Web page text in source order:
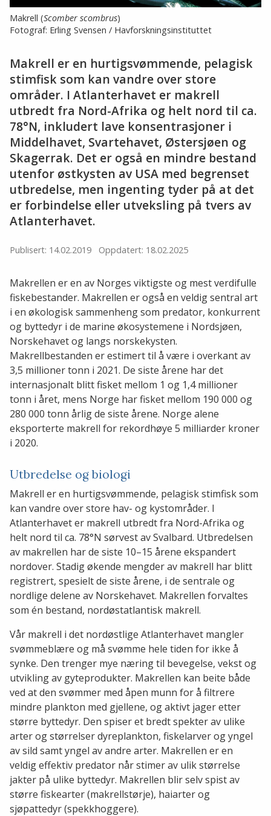
Makrell (Scomber scombrus)
Fotograf: Erling Svensen / Havforskningsinstituttet
Makrell er en hurtigsvømmende, pelagisk
stimfisk som kan vandre over store
områder. I Atlanterhavet er makrell
utbredt fra Nord-Afrika og helt nord til ca.
78°N, inkludert lave konsentrasjoner i
Middelhavet, Svartehavet, Østersjøen og
Skagerrak. Det er også en mindre bestand
utenfor østkysten av USA med begrenset
utbredelse, men ingenting tyder på at det
er forbindelse eller utveksling på tvers av
Atlanterhavet.
Publisert: 14.02.2019 Oppdatert: 18.02.2025
Makrellen er en av Norges viktigste og mest verdifulle
fiskebestander. Makrellen er også en veldig sentral art
i en økologisk sammenheng som predator, konkurrent
og byttedyr i de marine økosystemene i Nordsjøen,
Norskehavet og langs norskekysten.
Makrellbestanden er estimert til å være i overkant av
3,5 millioner tonn i 2021. De siste årene har det
internasjonalt blitt fisket mellom 1 og 1,4 millioner
tonn i året, mens Norge har fisket mellom 190 000 og
280 000 tonn årlig de siste årene. Norge alene
eksporterte makrell for rekordhøye 5 milliarder kroner
i 2020.
Utbredelse og biologi
Makrell er en hurtigsvømmende, pelagisk stimfisk som
kan vandre over store hav- og kystområder. I
Atlanterhavet er makrell utbredt fra Nord-Afrika og
helt nord til ca. 78°N sørvest av Svalbard. Utbredelsen
av makrellen har de siste 10–15 årene ekspandert
nordover. Stadig økende mengder av makrell har blitt
registrert, spesielt de siste årene, i de sentrale og
nordlige delene av Norskehavet. Makrellen forvaltes
som én bestand, nordøstatlantisk makrell.
Vår makrell i det nordøstlige Atlanterhavet mangler
svømmeblære og må svømme hele tiden for ikke å
synke. Den trenger mye næring til bevegelse, vekst og
utvikling av gyteprodukter. Makrellen kan beite både
ved at den svømmer med åpen munn for å filtrere
mindre plankton med gjellene, og aktivt jager etter
større byttedyr. Den spiser et bredt spekter av ulike
arter og størrelser dyreplankton, fiskelarver og yngel
av sild samt yngel av andre arter. Makrellen er en
veldig effektiv predator når stimer av ulik størrelse
jakter på ulike byttedyr. Makrellen blir selv spist av
større fiskearter (makrellstørje), haiarter og
sjøpattedyr (spekkhoggere).